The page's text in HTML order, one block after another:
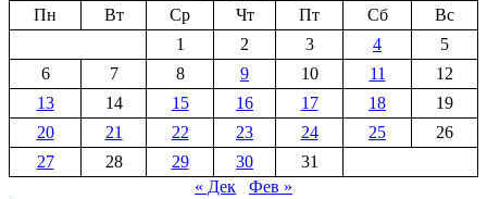
Пн
Вт Ср Чт Пт Сб
Вс
1
2 3 4
5
6
7 8 9 10 11
12
13
14 15 16 17 18
19
20
21 22 23 24 25
26
27
28 29 30
31
« Дек
Фев »